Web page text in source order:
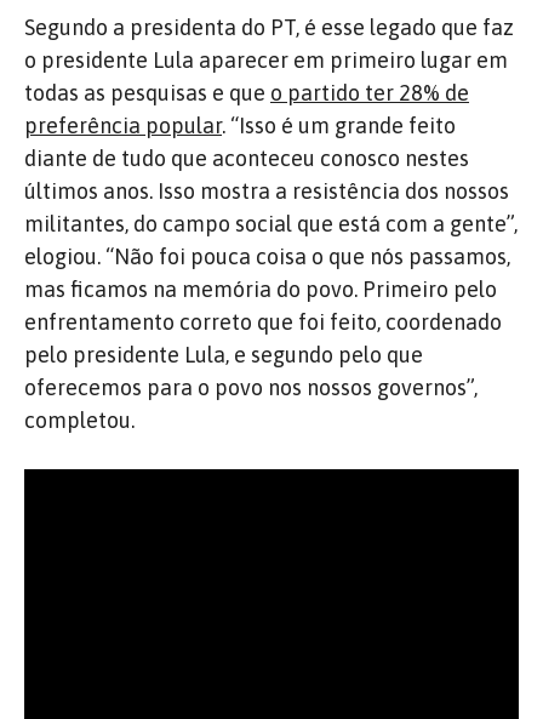
Segundo a presidenta do PT, é esse legado que faz
o presidente Lula aparecer em primeiro lugar em
todas as pesquisas e que o partido ter 28% de
preferência popular. “Isso é um grande feito
diante de tudo que aconteceu conosco nestes
últimos anos. Isso mostra a resistência dos nossos
militantes, do campo social que está com a gente”,
elogiou. “Não foi pouca coisa o que nós passamos,
mas ficamos na memória do povo. Primeiro pelo
enfrentamento correto que foi feito, coordenado
pelo presidente Lula, e segundo pelo que
oferecemos para o povo nos nossos governos”,
completou.